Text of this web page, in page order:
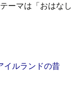
ーマは「おはなし
イルランドの昔